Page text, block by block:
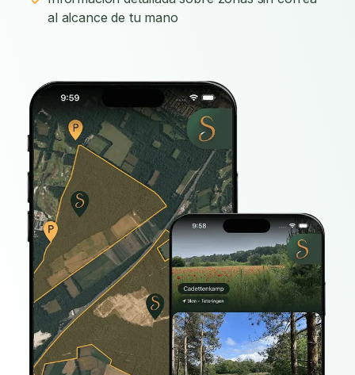
al alcance de tu mano